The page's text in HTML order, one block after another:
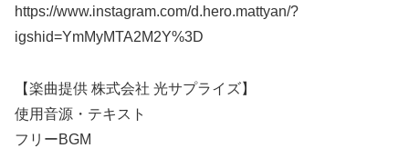
https://www.instagram.com/d.hero.mattyan/?
igshid=YmMyMTA2M2Y%3D
【楽曲提供 株式会社 光サプライズ】
使用音源・テキスト
フリーBGM